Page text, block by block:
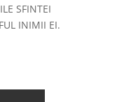
SFINTEI
INIMII EI.